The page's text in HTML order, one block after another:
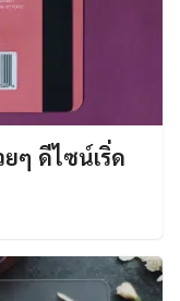
ๆ ดีไซน์เริ่ด